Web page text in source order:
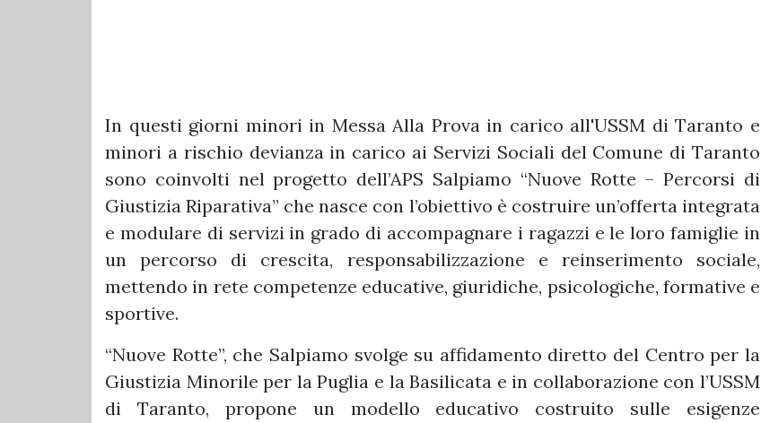
In questi giorni minori in Messa Alla Prova in carico all'USSM di Taranto e
minori a rischio devianza in carico ai Servizi Sociali del Comune di Taranto
sono coinvolti nel progetto dell’APS Salpiamo “Nuove Rotte – Percorsi di
Giustizia Riparativa” che nasce con l’obiettivo è costruire un’offerta integrata
e modulare di servizi in grado di accompagnare i ragazzi e le loro famiglie in
un percorso di crescita, responsabilizzazione e reinserimento sociale,
mettendo in rete competenze educative, giuridiche, psicologiche, formative e
sportive.
“Nuove Rotte”, che Salpiamo svolge su affidamento diretto del Centro per la
Giustizia Minorile per la Puglia e la Basilicata e in collaborazione con l’USSM
di Taranto, propone un modello educativo costruito sulle esigenze